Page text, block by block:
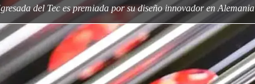
Egresada del Tec es premiada por su diseño innovador en Alemania